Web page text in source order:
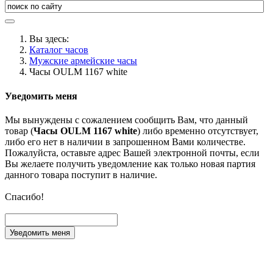
Вы здесь:
Каталог часов
Мужские армейские часы
Часы OULM 1167 white
Уведомить меня
Мы вынуждены с сожалением сообщить Вам, что данный
товар (Часы OULM 1167 white) либо временно отсутствует,
либо его нет в наличии в запрошенном Вами количестве.
Пожалуйста, оставьте адрес Вашей электронной почты, если
Вы желаете получить уведомление как только новая партия
данного товара поступит в наличие.
Спасибо!
Уведомить меня